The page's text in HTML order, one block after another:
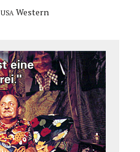
USA Western